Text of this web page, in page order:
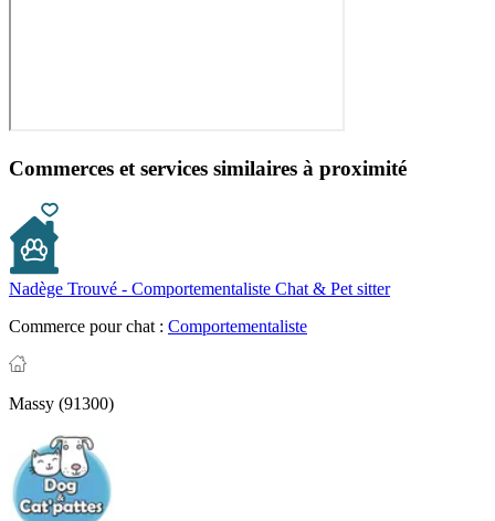
Commerces et services similaires à proximité
Nadège Trouvé - Comportementaliste Chat & Pet sitter
Commerce pour chat : Comportementaliste
Massy (91300)